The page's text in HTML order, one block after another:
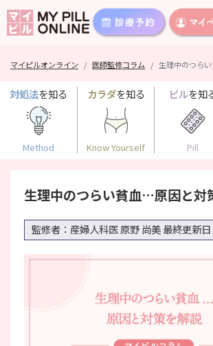
マイピルオンライン 医師監修コラム 生理中のつら
対処法を知る
Method
カラダを知る
Know Yourself
ピルを知
Pill
生理中のつらい貧血…原因と対
監修者：産婦人科医 原野 尚美最終更新日